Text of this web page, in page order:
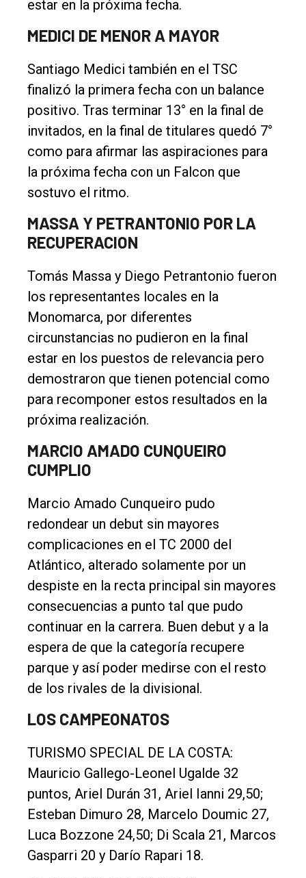
estar en la próxima fecha.
MEDICI DE MENOR A MAYOR
Santiago Medici también en el TSC
finalizó la primera fecha con un balance
positivo. Tras terminar 13° en la final de
invitados, en la final de titulares quedó 7°
como para afirmar las aspiraciones para
la próxima fecha con un Falcon que
sostuvo el ritmo.
MASSA Y PETRANTONIO POR LA
RECUPERACION
Tomás Massa y Diego Petrantonio fueron
los representantes locales en la
Monomarca, por diferentes
circunstancias no pudieron en la final
estar en los puestos de relevancia pero
demostraron que tienen potencial como
para recomponer estos resultados en la
próxima realización.
MARCIO AMADO CUNQUEIRO
CUMPLIO
Marcio Amado Cunqueiro pudo
redondear un debut sin mayores
complicaciones en el TC 2000 del
Atlántico, alterado solamente por un
despiste en la recta principal sin mayores
consecuencias a punto tal que pudo
continuar en la carrera. Buen debut y a la
espera de que la categoría recupere
parque y así poder medirse con el resto
de los rivales de la divisional.
LOS CAMPEONATOS
TURISMO SPECIAL DE LA COSTA:
Mauricio Gallego-Leonel Ugalde 32
puntos, Ariel Durán 31, Ariel Ianni 29,50;
Esteban Dimuro 28, Marcelo Doumic 27,
Luca Bozzone 24,50; Di Scala 21, Marcos
Gasparri 20 y Darío Rapari 18.